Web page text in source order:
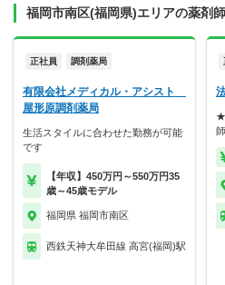
福岡市南区(福岡県)エリアの薬剤
正社員 調剤薬局
有限会社メディカル・アシスト
屋形原調剤薬局
生活スタイルに合わせた勤務が可能
です
【年収】450万円～550万円35
歳～45歳モデル
福岡県 福岡市南区
西鉄天神大牟田線 高宮(福岡)駅
★